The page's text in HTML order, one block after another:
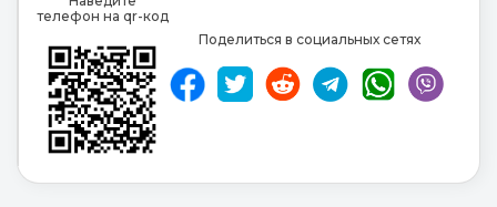
телефон на qr-код
Поделиться в социальных сетях